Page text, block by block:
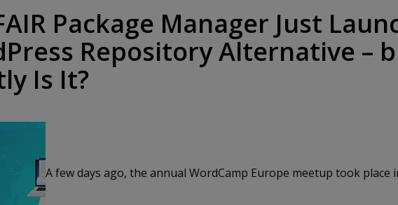
Package Manager Just
Repository Alternative –
Is It?
A few days ago, the annual WordCamp Europe meetup took place